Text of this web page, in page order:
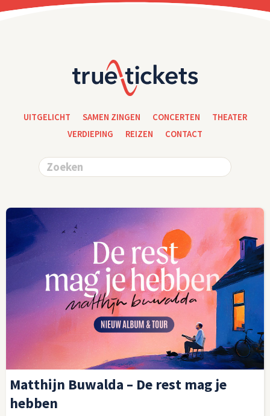
UITGELICHT SAMEN ZINGEN CONCERTEN
THEATER
VERDIEPING
REIZEN CONTACT
Matthijn Buwalda – De rest mag je
hebben